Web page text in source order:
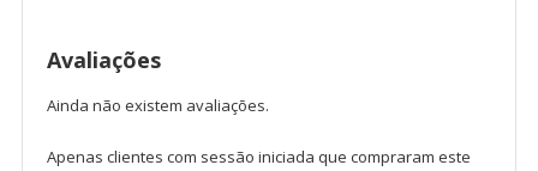
Avaliações
Ainda não existem avaliações.
Apenas clientes com sessão iniciada que compraram este